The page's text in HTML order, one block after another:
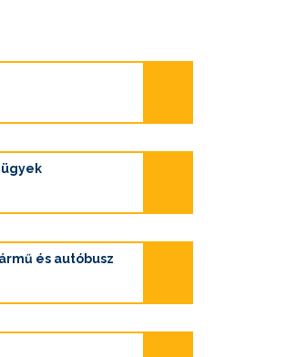
és autóbusz